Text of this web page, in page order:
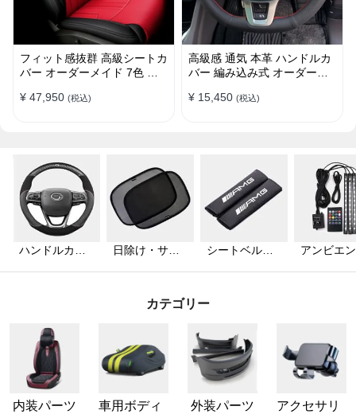
フィット感抜群 高級シートカ
バー オーダーメイド 7色 防
ト
¥ 47,950 (税込)
高級感 通気 本革 ハンドルカ
バー 編み込み式 オーダーメ
プ
¥ 15,450 (税込)
ハンドルカバ
日除け・サン
シートベルト
アンビエ
カテゴリー
内装パーツ
車用ボディ
外装パーツ
アクセサリ